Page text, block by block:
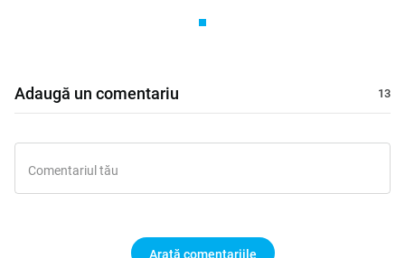
Adaugă un comentariu
Arată comentariile